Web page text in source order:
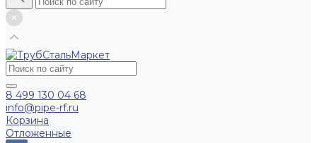
8 499 130 04 68
info@pipe-rf.ru
Корзина
Отложенные